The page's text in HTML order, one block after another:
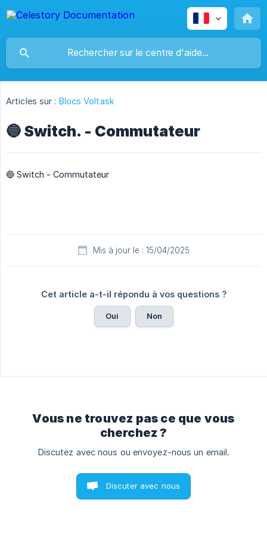
Articles sur : Blocs Voltask
🔵 Switch. - Commutateur
🔵 Switch - Commutateur
Mis à jour le : 15/04/2025
Cet article a-t-il répondu à vos questions ?
Oui Non
Vous ne trouvez pas ce que vous
cherchez ?
Discutez avec nous ou envoyez-nous un email.
Discuter avec nous